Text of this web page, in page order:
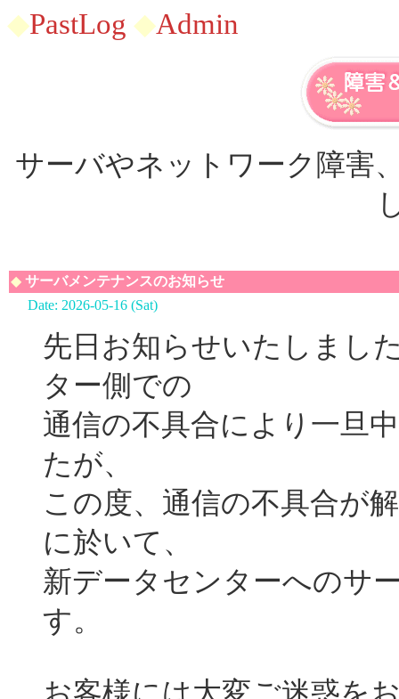
◆PastLog ◆Admin
サーバやネットワーク障害
◆ サーバメンテナンスのお知らせ
Date: 2026-05-16 (Sat)
先日お知らせいたしまし
ター側での
通信の不具合により一旦
たが、
この度、通信の不具合が
に於いて、
新データセンターへのサ
す。